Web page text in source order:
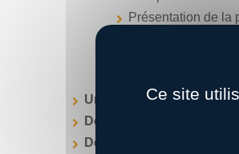
Présentation de la
Découverte de
Un Forum emploi :
Des visite d’entreprises :
Des ateliers et des
Ce site